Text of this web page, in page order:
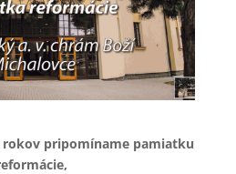
rokov pripomíname pamiatku